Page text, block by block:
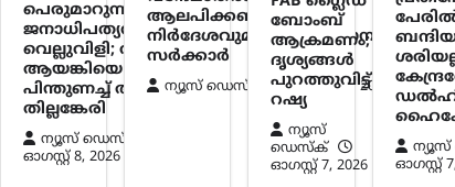
പെരുമാറുന്നത്
ജനാധിപത്യത്തിന്
വെല്ലുവിളി; അര്‍ജുന്‍
ആയങ്കിയെ
പിന്തുണച്ച് ആകാശ്
തില്ലങ്കേരി
ന്യൂസ് ഡെസ്ക്
ഓഗസ്റ്റ്‌ 8, 2026
ആലപിക്കണം;
നിർദേശവുമായി സംസ്ഥാന
സർക്കാർ
ന്യൂസ് ഡെസ്ക് ഓഗസ്റ്റ്‌ 8, 2026
ബോംബ്
ആക്രമണം;
ദൃശ്യങ്ങൾ
പുറത്തുവിട്ട്
റഷ്യ
ന്യൂസ്
ഡെസ്ക്
ഓഗസ്റ്റ്‌ 7, 2026
ഓഗസ്റ്റ്‌ 7,